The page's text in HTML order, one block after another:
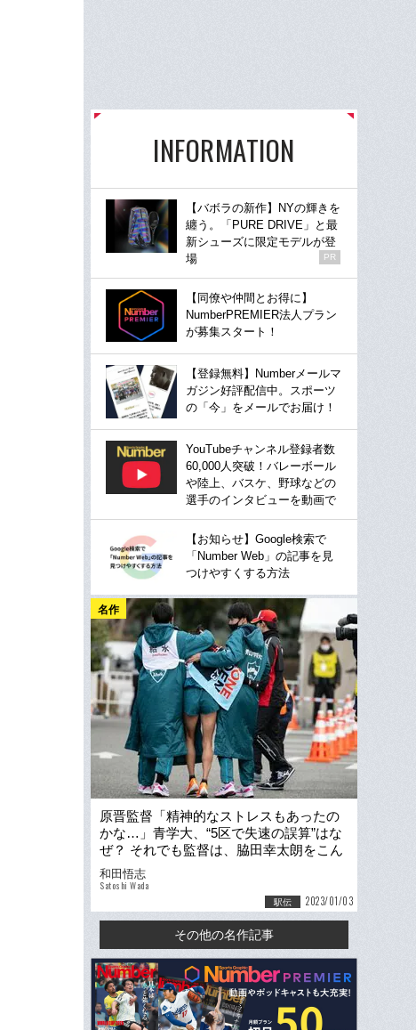
INFORMATION
【バボラの新作】NYの輝きを
纏う。「PURE DRIVE」と最
新シューズに限定モデルが登
場
PR
【同僚や仲間とお得に】
NumberPREMIER法人プラン
が募集スタート！
【登録無料】Numberメールマ
ガジン好評配信中。スポーツ
の「今」をメールでお届け！
YouTubeチャンネル登録者数
60,000人突破！バレーボール
や陸上、バスケ、野球などの
選手のインタビューを動画で
【お知らせ】Google検索で
「Number Web」の記事を見
つけやすくする方法
名作
原晋監督「精神的なストレスもあったの
かな…」青学大、“5区で失速の誤算”はな
ぜ？ それでも監督は、脇田幸太朗をこん
な言葉でかばった
和田悟志
Satoshi Wada
駅伝 2023/01/03
その他の名作記事